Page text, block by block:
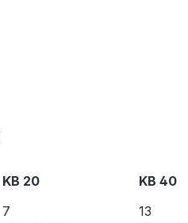
KB 20 KB 40
7 13